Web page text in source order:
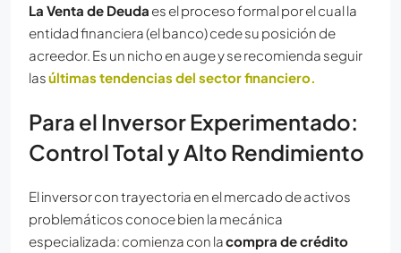
La Venta de Deuda es el proceso formal por el cual la
entidad financiera (el banco) cede su posición de
acreedor. Es un nicho en auge y se recomienda seguir
lasúltimas tendencias del sector financiero.
Para el Inversor Experimentado:
Control Total y Alto Rendimiento
El inversor con trayectoria en el mercado de activos
problemáticos conoce bien la mecánica
especializada: comienza con lacompra de crédito